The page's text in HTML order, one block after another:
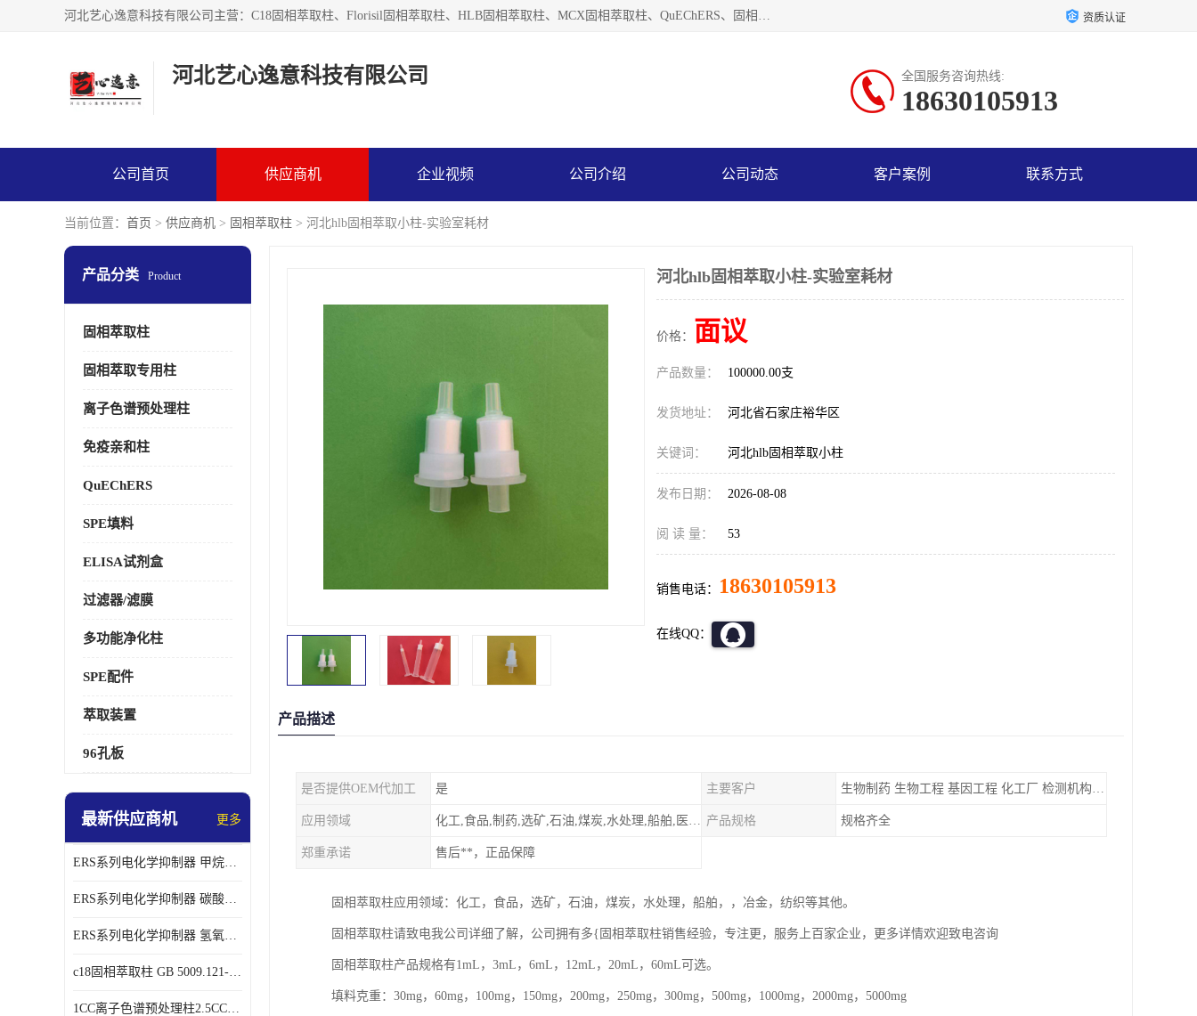
河北艺心逸意科技有限公司主营：C18固相萃取柱、Florisil固相萃取柱、HLB固相萃取柱、MCX固相萃取柱、QuEChERS、固相萃取空柱、针式过滤器 、固相萃取柱、黄曲霉毒素亲和柱。全国咨询热线：18630105913。河北艺心逸意科技有限公司接受来样定做，我们秉承着“顾客至上，锐意进取”的经营理念，坚持客户至上的原则为广大客户提供优质的服务，欢迎广大客户惠顾！免费咨询！ 资质认证
河北艺心逸意科技有限公司 全国服务咨询热线:
18630105913
公司首页 供应商机 企业视频 公司介绍 公司动态 客户案例 联系方式
当前位置： 首页 > 供应商机 > 固相萃取柱 > 河北hlb固相萃取小柱-实验室耗材
产品分类 Product
固相萃取柱
固相萃取专用柱
离子色谱预处理柱
免疫亲和柱
QuEChERS
SPE填料
ELISA试剂盒
过滤器/滤膜
多功能净化柱
SPE配件
萃取装置
96孔板
最新供应商机 更多
ERS系列电化学抑制器 甲烷磺酸体系 实验器材
ERS系列电化学抑制器 碳酸盐体系 实验科研仪器 适配离子色谱仪产品
ERS系列电化学抑制器 氢氧根体系 检测灵敏度高 适用梯度淋洗 实验耗材
c18固相萃取柱 GB 5009.121-2016 spe柱
1CC离子色谱预处理柱2.5CC 50支/盒
河北hlb固相萃取小柱-实验室耗材
价格： 面议
产品数量： 100000.00支
发货地址： 河北省石家庄裕华区
关键词： 河北hlb固相萃取小柱
发布日期： 2026-08-08
阅 读 量： 53
销售电话： 18630105913
在线QQ：
产品描述
是否提供OEM代加工 是 主要客户 生物制药 生物工程 基因工程 化工厂 检测机构 实验室
应用领域 化工,食品,制药,选矿,石油,煤炭,水处理,船舶,医用,制药,冶金,纺织,其他 产品规格 规格齐全
郑重承诺 售后**，正品保障
固相萃取柱应用领域：化工，食品，选矿，石油，煤炭，水处理，船舶，，冶金，纺织等其他。
固相萃取柱请致电我公司详细了解，公司拥有多{固相萃取柱销售经验，专注更，服务上百家企业，更多详情欢迎致电咨询
固相萃取柱产品规格有1mL，3mL，6mL，12mL，20mL，60mL可选。
填料克重：30mg，60mg，100mg，150mg，200mg，250mg，300mg，500mg，1000mg，2000mg，5000mg